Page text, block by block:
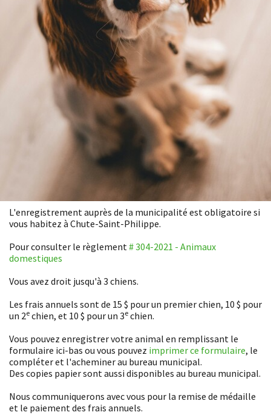
L'enregistrement auprès de la municipalité est obligatoire si
vous habitez à Chute-Saint-Philippe.
Pour consulter le règlement# 304-2021 - Animaux
domestiques
Vous avez droit jusqu'à 3 chiens.
Les frais annuels sont de 15 $ pour un premier chien, 10 $ pour
un 2e chien, et 10 $ pour un 3e chien.
Vous pouvez enregistrer votre animal en remplissant le
formulaire ici-bas ou vous pouvez imprimer ce formulaire, le
compléter et l'acheminer au bureau municipal.
Des copies papier sont aussi disponibles au bureau municipal.
Nous communiquerons avec vous pour la remise de médaille
et le paiement des frais annuels.